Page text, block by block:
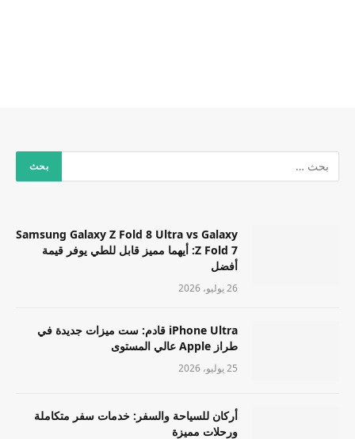
Samsung Galaxy Z Fold 8 Ultra vs Galaxy
Z Fold 7: أيهما مميز قابل للطي يوفر قيمة
أفضل
26 يوليو، 2026
iPhone Ultra قادم: ست ميزات جديدة في
طراز Apple عالي المستوى
25 يوليو، 2026
أركان للسياحة والسفر: خدمات سفر متكاملة
ورحلات مميزة